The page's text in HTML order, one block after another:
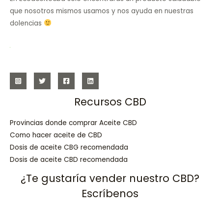
que nosotros mismos usamos y nos ayuda en nuestras
dolencias
Recursos CBD
Provincias donde comprar Aceite CBD
Como hacer aceite de CBD
Dosis de aceite CBG recomendada
Dosis de aceite CBD recomendada
¿Te gustaría vender nuestro CBD?
Escríbenos